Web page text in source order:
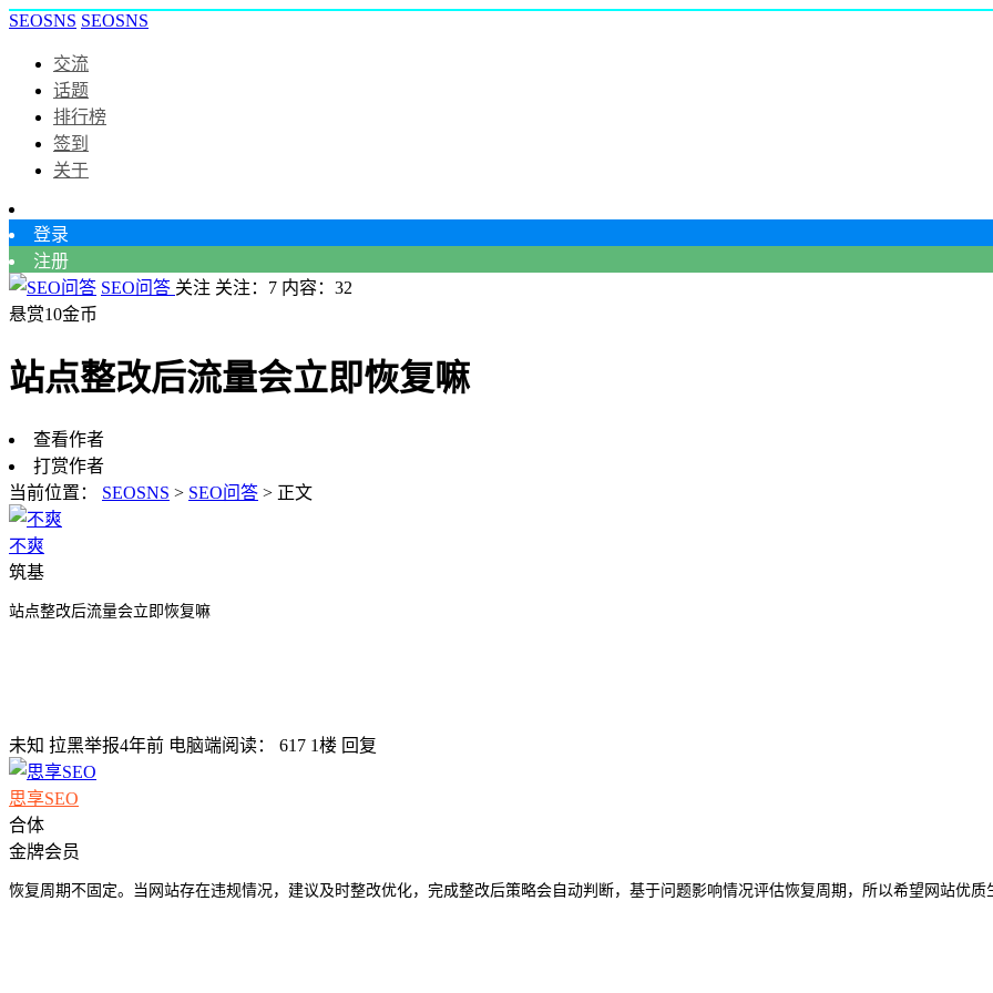
SEOSNS SEOSNS
交流
话题
排行榜
签到
关于
登录
注册
SEO问答 关注 关注： 7 内容： 32
悬赏10金币
站点整改后流量会立即恢复嘛
查看作者
打赏作者
当前位置： SEOSNS > SEO问答 > 正文
不爽
筑基
站点整改后流量会立即恢复嘛
未知 拉黑举报4年前 电脑端阅读： 617 1楼 回复
思享SEO
合体
金牌会员
恢复周期不固定。当网站存在违规情况，建议及时整改优化，完成整改后策略会自动判断，基于问题影响情况评估恢复周期，所以希望网站优质